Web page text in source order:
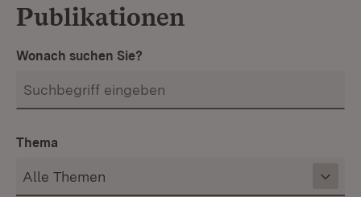
Publikationen
Wonach suchen Sie?
Thema